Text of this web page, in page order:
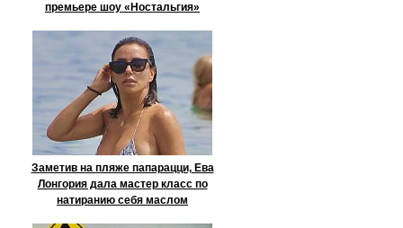
премьере шоу «Ностальгия»
Заметив на пляже папарацци, Ева
Лонгория дала мастер класс по
натиранию себя маслом